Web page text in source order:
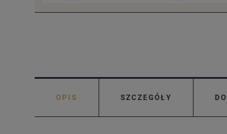
OPIS SZCZEGÓŁY